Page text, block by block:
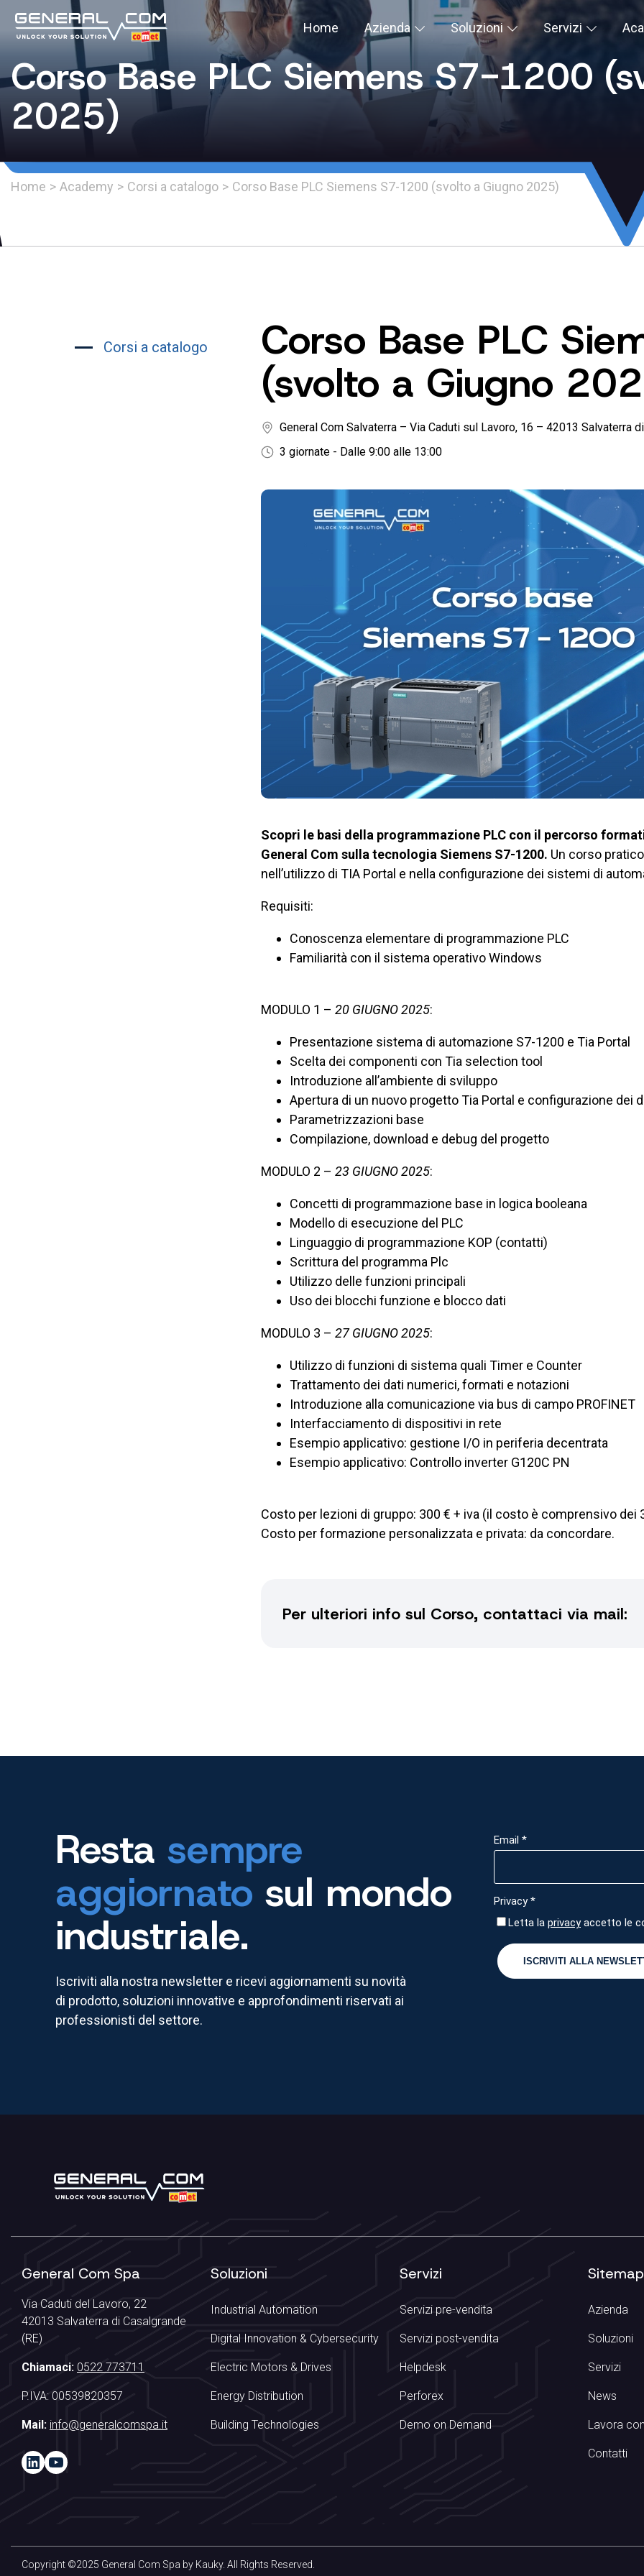
Home Azienda Soluzioni Servizi
Corso Base PLC Siemens S7-1200
2025)
Home > Academy > Corsi a catalogo > Corso Base PLC Siemens S7-1200 (svolto a Giugno 2025)
Corsi a catalogo
Corso Base PLC
(svolto a Giugno
General Com Salvaterra – Via Caduti sul Lavoro, 16 – 42013 Salvaterra
3 giornate - Dalle 9:00 alle 13:00
Scopri le basi della programmazione PLC con il percorso
General Com sulla tecnologia Siemens S7-1200. Un corso
nell’utilizzo di TIA Portal e nella configurazione dei sistemi di
Requisiti:
Conoscenza elementare di programmazione PLC
Familiarità con il sistema operativo Windows
MODULO 1 – 20 GIUGNO 2025:
Presentazione sistema di automazione S7-1200 e Tia Portal
Scelta dei componenti con Tia selection tool
Introduzione all’ambiente di sviluppo
Apertura di un nuovo progetto Tia Portal e configurazione dei
Parametrizzazioni base
Compilazione, download e debug del progetto
MODULO 2 – 23 GIUGNO 2025:
Concetti di programmazione base in logica booleana
Modello di esecuzione del PLC
Linguaggio di programmazione KOP (contatti)
Scrittura del programma Plc
Utilizzo delle funzioni principali
Uso dei blocchi funzione e blocco dati
MODULO 3 – 27 GIUGNO 2025:
Utilizzo di funzioni di sistema quali Timer e Counter
Trattamento dei dati numerici, formati e notazioni
Introduzione alla comunicazione via bus di campo PROFINET
Interfacciamento di dispositivi in rete
Esempio applicativo: gestione I/O in periferia decentrata
Esempio applicativo: Controllo inverter G120C PN
Costo per lezioni di gruppo: 300 € + iva (il costo è comprensivo dei
Costo per formazione personalizzata e privata: da concordare.
Per ulteriori info sul Corso, contattaci via mail:
Resta sempre
aggiornato sul mondo
industriale.
Iscriviti alla nostra newsletter e ricevi aggiornamenti su novità
di prodotto, soluzioni innovative e approfondimenti riservati ai
professionisti del settore.
General Com Spa
Via Caduti del Lavoro, 22
42013 Salvaterra di Casalgrande
(RE)
Chiamaci: 0522 773711
P.IVA: 00539820357
Mail: info@generalcomspa.it
LinkedIn
YouTube
Soluzioni
Industrial Automation
Digital Innovation & Cybersecurity
Electric Motors & Drives
Energy Distribution
Building Technologies
Servizi
Servizi pre-vendita
Servizi post-vendita
Helpdesk
Perforex
Demo on Demand
Sitemap
Azienda
Soluzioni
Servizi
News
Lavora
Contatti
Copyright ©2025 General Com Spa by Kauky. All Rights Reserved.